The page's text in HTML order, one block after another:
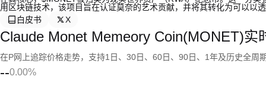
用区块链技术，该项目旨在认证莫奈的艺术贡献，并将其转化为可以以
白皮书
X
Claude Monet Memeory Coin(MONET)实
在P网上追踪价格走势，支持1日、30日、60日、90日、1年及历史全周
--0.00%